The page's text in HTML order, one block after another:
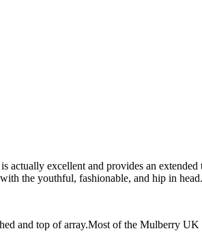
actually excellent and provides an
the youthful, fashionable, and hip in head.
and top of array.Most of the Mulberry